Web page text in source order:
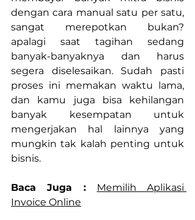
dengan cara manual satu per satu,
sangat merepotkan bukan?
apalagi saat tagihan sedang
banyak-banyaknya dan harus
segera diselesaikan. Sudah pasti
proses ini memakan waktu lama,
dan kamu juga bisa kehilangan
banyak kesempatan untuk
mengerjakan hal lainnya yang
mungkin tak kalah penting untuk
bisnis.
Baca Juga : Memilih Aplikasi
Invoice Online